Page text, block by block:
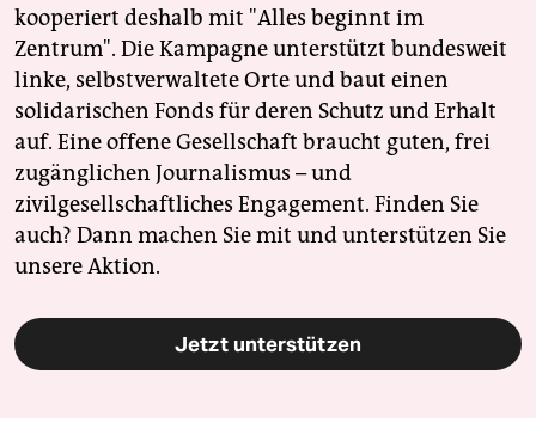
kooperiert deshalb mit "Alles beginnt im
Zentrum". Die Kampagne unterstützt bundesweit
linke, selbstverwaltete Orte und baut einen
solidarischen Fonds für deren Schutz und Erhalt
auf. Eine offene Gesellschaft braucht guten, frei
zugänglichen Journalismus – und
zivilgesellschaftliches Engagement. Finden Sie
auch? Dann machen Sie mit und unterstützen Sie
unsere Aktion.
Jetzt unterstützen